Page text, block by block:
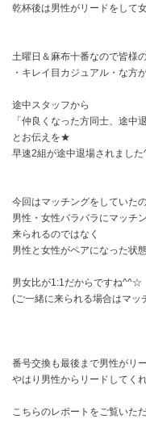
乾杯後は男性がリードをして
土曜日＆麻布十番なので皆様
・キレイ目カジュアル・な方
途中スタッフから
「仲良くなった方同士、途中
とお伝えを★
早速2組が途中退場されまし
今回はマッチングをしていた
男性・女性バラバラにマッチ
来られるのではなく
男性と女性がペアになった状
男女比が1:1だからですね^^☆
(ご一緒に来られる場合はマッ
番号交換も最後まで男性がリ
やはり男性からリードしてく
こちらのレポートをご覧いた